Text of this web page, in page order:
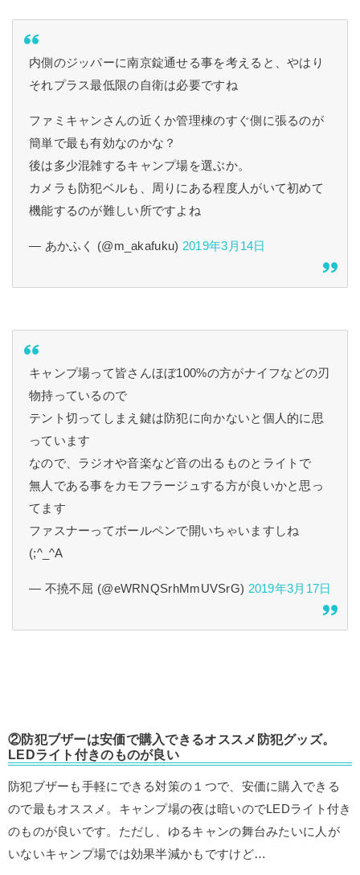
内側のジッパーに南京錠通せる事を考えると、やはり
それプラス最低限の自衛は必要ですね
ファミキャンさんの近くか管理棟のすぐ側に張るのが
簡単で最も有効なのかな？
後は多少混雑するキャンプ場を選ぶか。
カメラも防犯ベルも、周りにある程度人がいて初めて
機能するのが難しい所ですよね
— あかふく (@m_akafuku) 2019年3月14日
キャンプ場って皆さんほぼ100%の方がナイフなどの刃
物持っているので
テント切ってしまえ鍵は防犯に向かないと個人的に思
っています
なので、ラジオや音楽など音の出るものとライトで
無人である事をカモフラージュする方が良いかと思っ
てます
ファスナーってボールペンで開いちゃいますしね
(;^_^A
— 不撓不屈 (@eWRNQSrhMmUVSrG) 2019年3月17日
②防犯ブザーは安価で購入できるオススメ防犯グッズ。
LEDライト付きのものが良い
防犯ブザーも手軽にできる対策の１つで、安価に購入できる
ので最もオススメ。キャンプ場の夜は暗いのでLEDライト付き
のものが良いです。ただし、ゆるキャンの舞台みたいに人が
いないキャンプ場では効果半減かもですけど…